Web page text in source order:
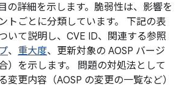
の詳細を示します。脆弱性は、影響を
トごとに分類しています。 下記の表
いて説明し、CVE ID、関連する参照
、 重大度、更新対象の AOSP バージ
）を示します。 問題の対処法として
変更内容（AOSP の変更の一覧など）